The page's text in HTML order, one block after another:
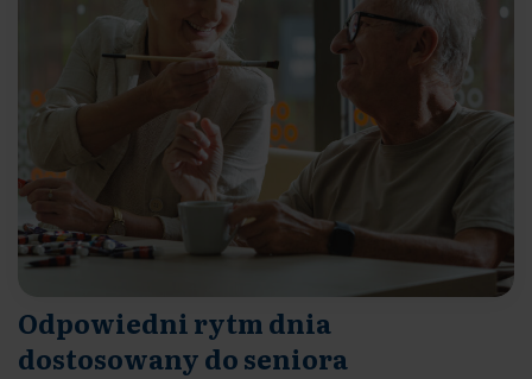
Odpowiedni rytm dnia
dostosowany do seniora